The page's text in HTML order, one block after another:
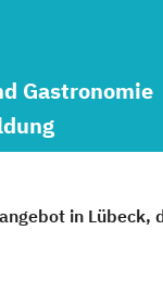
Gastronomie
in Lübeck,